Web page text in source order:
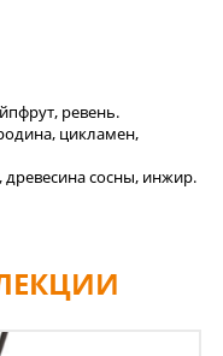
ревень.
цикламен,
сосны, инжир.